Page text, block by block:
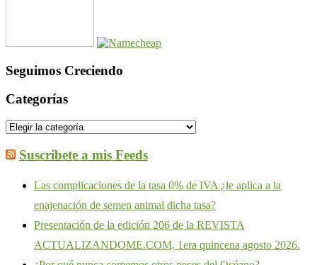
Seguimos Creciendo
Categorías
Categorías
Suscribete a mis Feeds
Las complicaciones de la tasa 0% de IVA ¿le aplica a la
enajenación de semen animal dicha tasa?
Presentación de la edición 206 de la REVISTA
ACTUALIZANDOME.COM, 1era quincena agosto 2026.